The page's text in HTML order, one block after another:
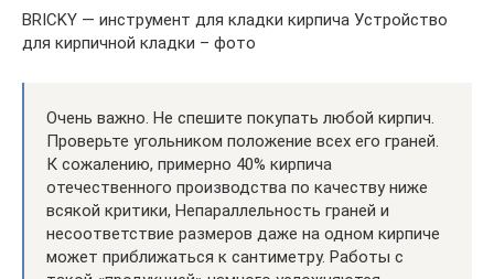
BRICKY — инструмент для кладки кирпича Устройство
для кирпичной кладки – фото
Очень важно. Не спешите покупать любой кирпич.
Проверьте угольником положение всех его граней.
К сожалению, примерно 40% кирпича
отечественного производства по качеству ниже
всякой критики, Непараллельность граней и
несоответствие размеров даже на одном кирпиче
может приближаться к сантиметру. Работы с